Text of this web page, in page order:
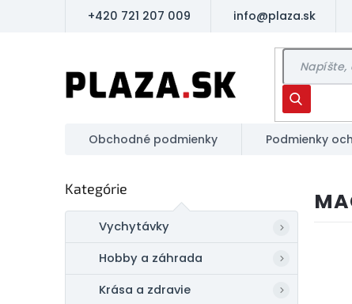
+420 721 207 009 info@plaza.sk
Hľadať
Obchodné podmienky Podmienky
o
č
Preskočiť
Kategórie
Vychytávky
Hobby a záhrada
Krása a zdravie